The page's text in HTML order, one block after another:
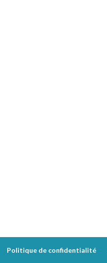
Politique de confidentialité